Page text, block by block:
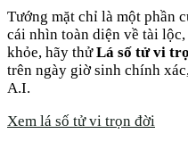
Tướng mặt chỉ là một phần
cái nhìn toàn diện về tài
khỏe, hãy thửLá số tử vi
trên ngày giờ sinh chính
A.I.
Xem lá số tử vi trọn đời